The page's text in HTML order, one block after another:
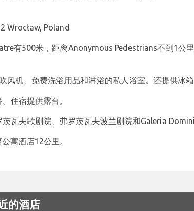
Wrocław, Poland
有500米，距离Anonymous Pedestrians不到1公
机、免费洗浴用品和淋浴的私人浴室。还提供冰箱
住宿提供露台。
瓦夫歌剧院、弗罗茨瓦夫波兰剧院和Galeria
寓酒店12公里。
的酒店